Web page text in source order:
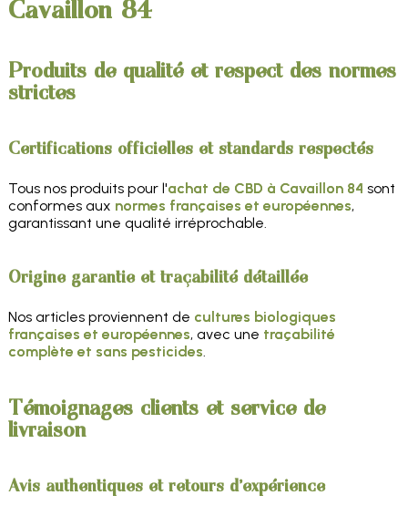
Cavaillon 84
Produits de qualité et respect des normes
strictes
Certifications officielles et standards respectés
Tous nos produits pour l'achat de CBD à Cavaillon 84 sont
conformes aux normes françaises et européennes,
garantissant une qualité irréprochable.
Origine garantie et traçabilité détaillée
Nos articles proviennent de cultures biologiques
françaises et européennes, avec une traçabilité
complète et sans pesticides.
Témoignages clients et service de
livraison
Avis authentiques et retours d'expérience